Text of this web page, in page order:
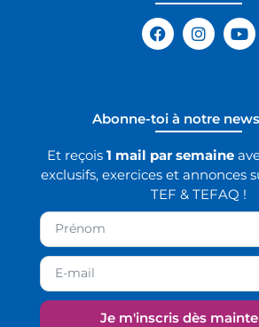
Abonne-toi à notre
Et reçois 1 mail par semaine
exclusifs, exercices et annonces
TEF & TEFAQ !
Je m'inscris dès